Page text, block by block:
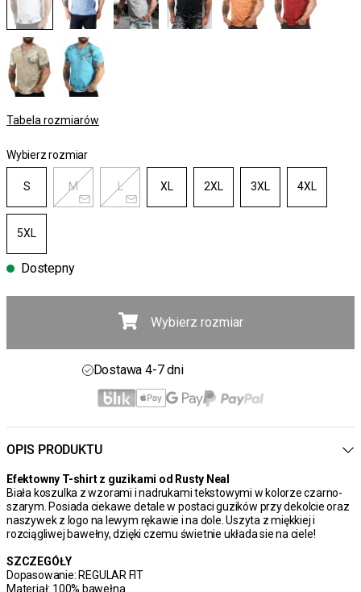
Tabela rozmiarów
Wybierz rozmiar
S M L XL 2XL 3XL 4XL
5XL
Dostepny
Wybierz rozmiar
30-dniowy okres zwrotu
Dostawa 4-7 dni
Darmowa wysyłka powyżej 450 zł
OPIS PRODUKTU
Efektowny T-shirt z guzikami od Rusty Neal
Biała koszulka z wzorami i nadrukami tekstowymi w kolorze czarno-
szarym. Posiada ciekawe detale w postaci guzików przy dekolcie oraz
naszywek z logo na lewym rękawie i na dole. Uszyta z miękkiej i
rozciągliwej bawełny, dzięki czemu świetnie układa sie na ciele!
SZCZEGÓŁY
Dopasowanie: REGULAR FIT
Materiał: 100% bawełna